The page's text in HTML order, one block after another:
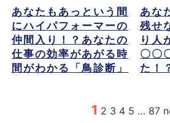
あなたもあっという間
にハイパフォーマーの
仲間入り！？あなたの
仕事の効率があがる時
間がわかる「鳥診断」
あな
残せ
り人
〇〇
た！
1 2 3 4 5 … 87